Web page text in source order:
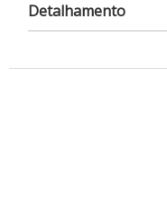
Detalhamento